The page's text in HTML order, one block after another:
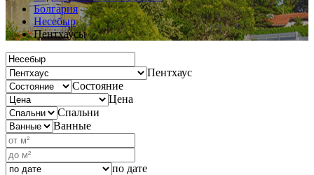
Болгария
Несебыр
Пентхаусы
Пентхаус
Состояние
Цена
Спальни
Ванные
по дате